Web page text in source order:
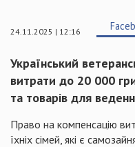
24.11.2025 | 12:16
Український
витрати до 20 000
та товарів для
Право на компенсацію
їхніх сімей, які є